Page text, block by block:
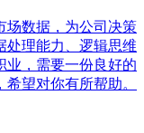
场数据，为公司决策
处理能力、逻辑思维
业，需要一份良好的
望对你有所帮助。